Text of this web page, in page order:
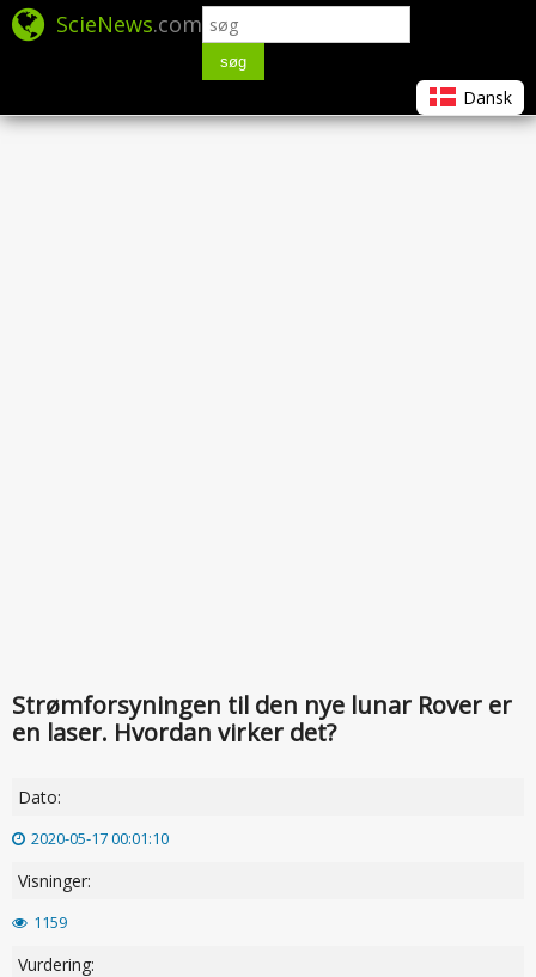
ScieNews.com
søg
Dansk
Strømforsyningen til den nye lunar Rover er
en laser. Hvordan virker det?
Dato:
2020-05-17 00:01:10
Visninger:
1159
Vurdering: